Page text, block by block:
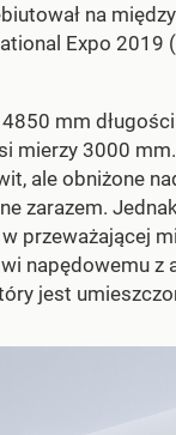
na
Expo 2019
mm
mierzy 3000
ale obniżone
zarazem.
przeważającej
napędowemu z
jest